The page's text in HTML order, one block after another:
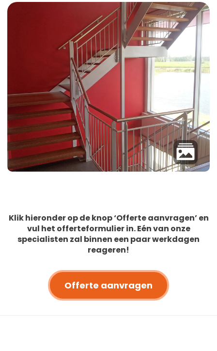
Klik hieronder op de knop ‘Offerte aanvragen’ en
vul het offerteformulier in. Eén van onze
specialisten zal binnen een paar werkdagen
reageren!
Offerte aanvragen